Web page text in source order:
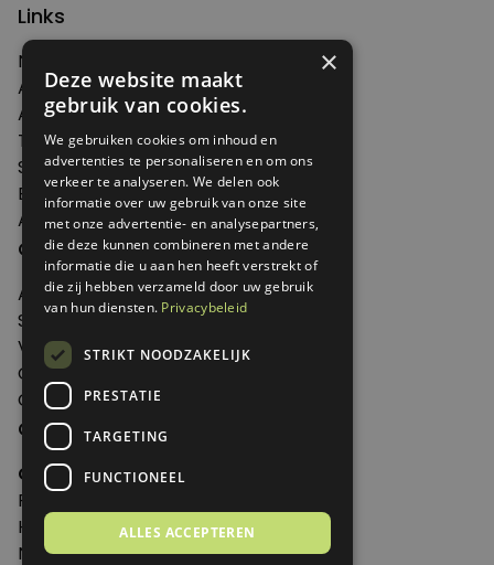
Links
Nieuws
Artikelen
Agenda
Thema's
Shop
Edities
Abonneren
Over Genoeg
Adverteren
Samenwerken
Verkooppunten
Over Genoeg
Contact
Contactgegevens
Genoeg
Postbus 595 - 3700 AN Zeist
Huis ter Heideweg 13 - 3705MA Zeist
Nederland
×
Deze website maakt
gebruik van cookies.
We gebruiken cookies om inhoud en
advertenties te personaliseren en om ons
verkeer te analyseren. We delen ook
informatie over uw gebruik van onze site
met onze advertentie- en analysepartners,
die deze kunnen combineren met andere
informatie die u aan hen heeft verstrekt of
die zij hebben verzameld door uw gebruik
van hun diensten. Privacybeleid
STRIKT NOODZAKELIJK
PRESTATIE
TARGETING
FUNCTIONEEL
ALLES ACCEPTEREN